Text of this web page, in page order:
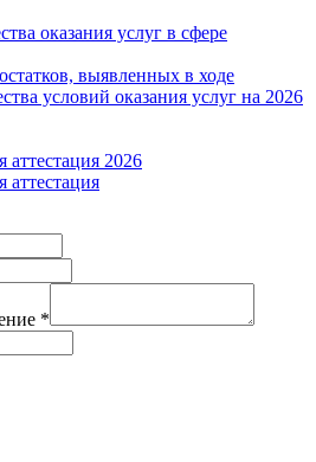
оказания услуг в сфере
выявленных в ходе
условий оказания услуг на 2026
аттестация 2026
аттестация
*